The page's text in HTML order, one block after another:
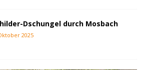
Dschungel durch Mosbach
2025